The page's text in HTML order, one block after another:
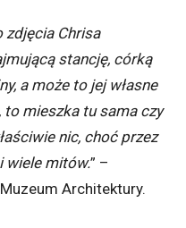
zdjęcia Chrisa
stancję, córką
a może to jej własne
mieszka tu sama czy
nic, choć przez
wiele mitów.” –
Architektury.